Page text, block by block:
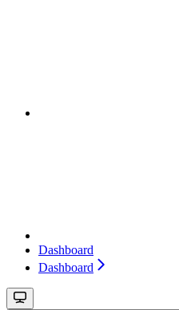
Dashboard
Dashboard